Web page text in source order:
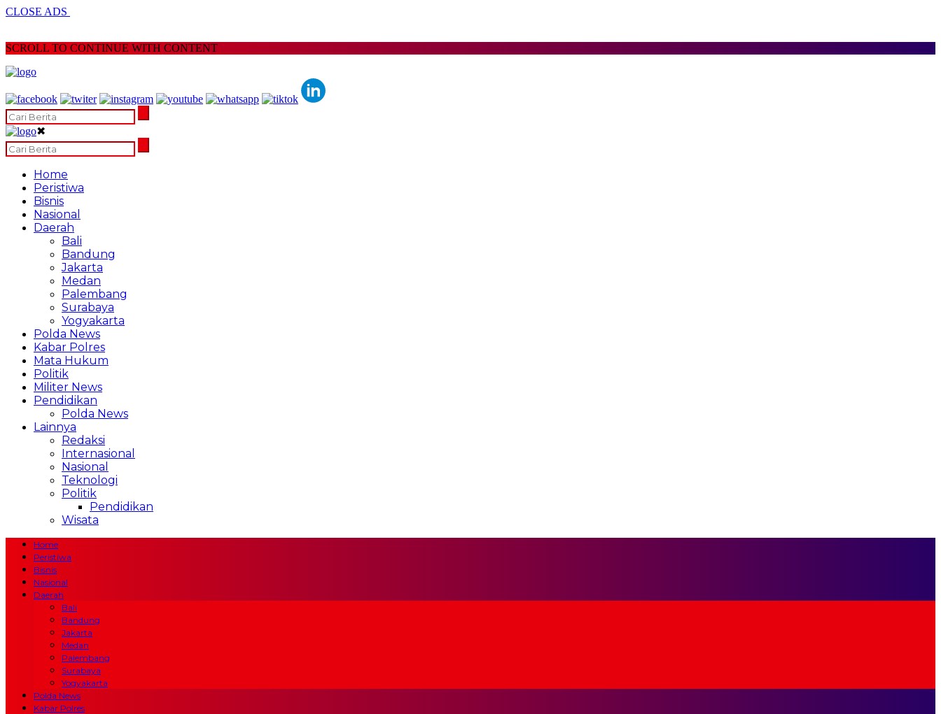
CLOSE ADS
SCROLL TO CONTINUE WITH CONTENT
✖
Home
Peristiwa
Bisnis
Nasional
Daerah
Bali
Bandung
Jakarta
Medan
Palembang
Surabaya
Yogyakarta
Polda News
Kabar Polres
Mata Hukum
Politik
Militer News
Pendidikan
Polda News
Lainnya
Redaksi
Internasional
Nasional
Teknologi
Politik
Pendidikan
Wisata
Home
Peristiwa
Bisnis
Nasional
Daerah
Bali
Bandung
Jakarta
Medan
Palembang
Surabaya
Yogyakarta
Polda News
Kabar Polres